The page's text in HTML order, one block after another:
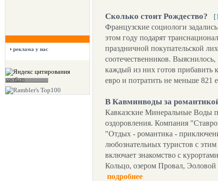
реклама у нас
Сколько стоит Рождество?
Французские социологи
этом году подарят
праздничной покупательской
соотечественников.
каждый из них готов
евро и потратить не меньше 821
В Кавминводы за
Кавказские Минеральные Воды
оздоровления. Компания
"Отдых - романтика -
любознательных туристов с
включает знакомство с
Кольцо, озером Провал,
подробнее